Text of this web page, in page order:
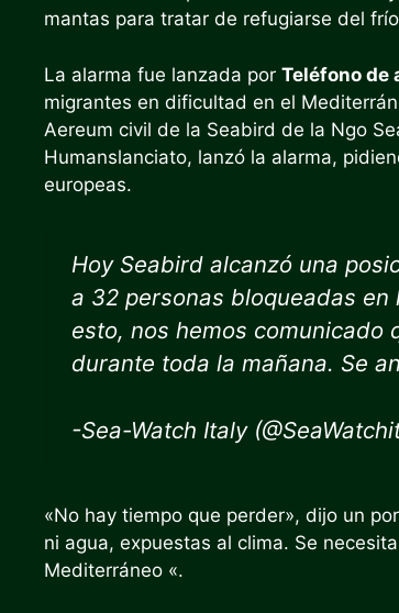
mantas para tratar de refugiarse del
La alarma fue lanzada por Teléfono de
migrantes en dificultad en el
Aereum civil de la Seabird de la Ngo
Humanslanciato, lanzó la alarma,
europeas.
Hoy Seabird alcanzó una
a 32 personas bloqueadas
esto, nos hemos comunicado
durante toda la mañana. Se
-Sea-Watch Italy
«No hay tiempo que perder», dijo un
ni agua, expuestas al clima. Se
Mediterráneo «.